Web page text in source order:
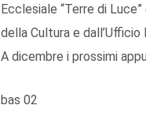
Ecclesiale “Terre di
della Cultura e
A dicembre i prossimi
bas 02